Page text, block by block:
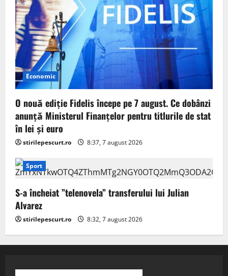
Economic
O nouă ediție Fidelis începe pe 7 august. Ce dobânzi
anunță Ministerul Finanțelor pentru titlurile de stat
în lei și euro
stirilepescurt.ro 8:37, 7 august 2026
Sport
S-a încheiat ”telenovela” transferului lui Julian
Alvarez
stirilepescurt.ro 8:32, 7 august 2026